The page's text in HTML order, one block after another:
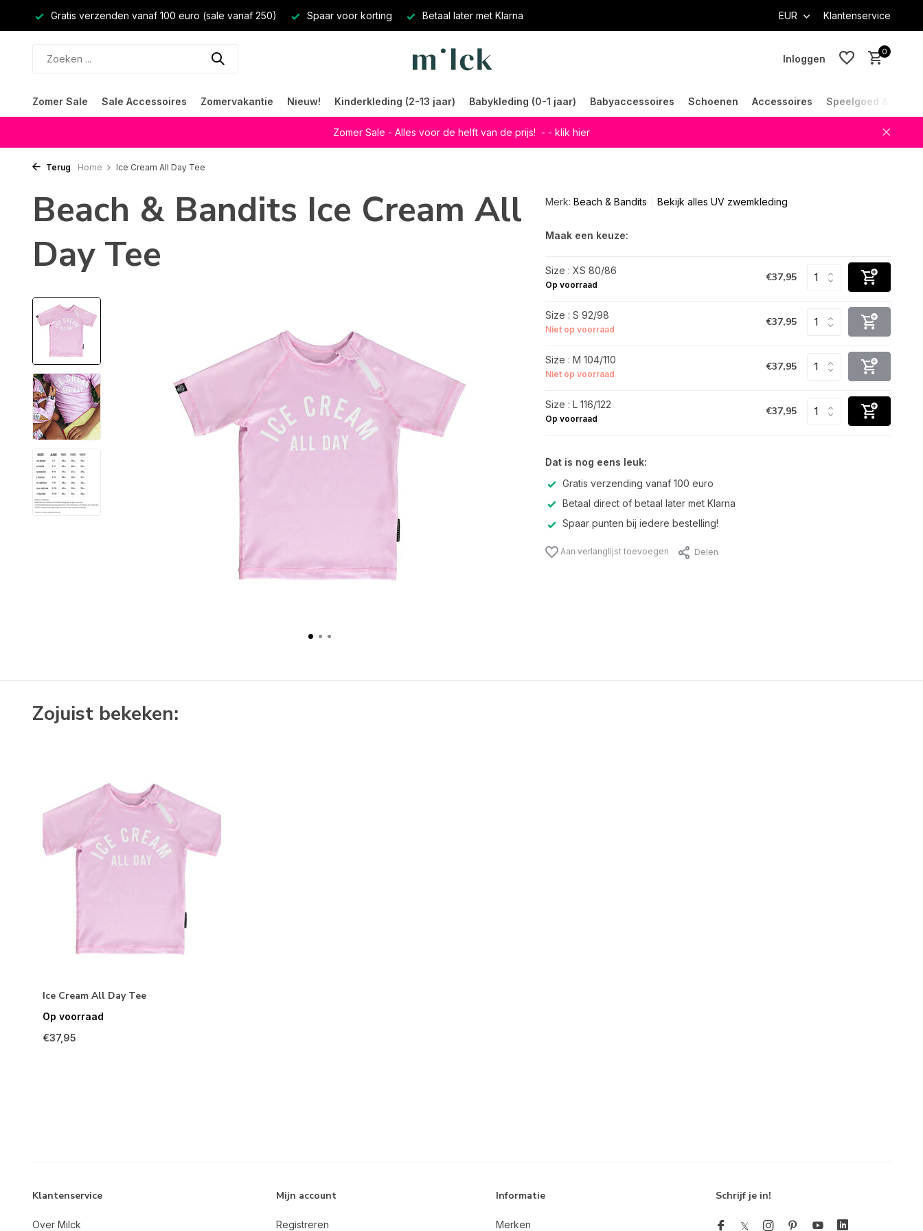
Gratis verzenden vanaf 100 euro (sale vanaf 250) Spaar voor korting Betaal later met Klarna EUR Klantenservice
Inloggen
0
Zomer Sale Sale Accessoires Zomervakantie Nieuw! Kinderkleding (2-13 jaar) Babykleding (0-1 jaar) Babyaccessoires Schoenen Accessoires Speelgoed &
Zomer Sale - Alles voor de helft van de prijs! - - klik hier
Terug Home Ice Cream All Day Tee
Beach & Bandits Ice Cream All
Day Tee
Merk: Beach & Bandits Bekijk alles UV zwemkleding
Maak een keuze:
Size : XS 80/86
Op voorraad
€37,95
Size : S 92/98
Niet op voorraad
€37,95
Size : M 104/110
Niet op voorraad
€37,95
Size : L 116/122
Op voorraad
€37,95
Dat is nog eens leuk:
Gratis verzending vanaf 100 euro
Betaal direct of betaal later met Klarna
Spaar punten bij iedere bestelling!
Aan verlanglijst toevoegen Delen
Zojuist bekeken:
Ice Cream All Day Tee
Op voorraad
€37,95
Klantenservice
Over Milck
Mijn account
Registreren
Informatie
Merken
Schrijf je in!